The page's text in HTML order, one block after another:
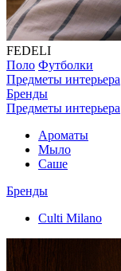
FEDELI
Поло Футболки
Предметы интерьера
Бренды
Предметы интерьера
Ароматы
Мыло
Саше
Бренды
Culti Milano